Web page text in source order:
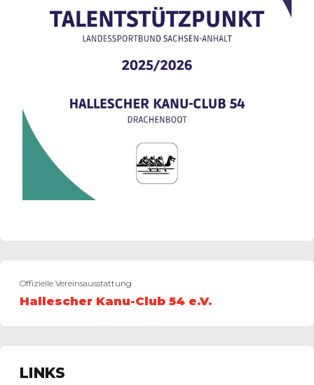
Offizielle Vereinsausstattung
Hallescher Kanu-Club 54 e.V.
LINKS